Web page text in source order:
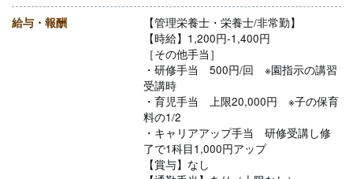
給与・報酬
【管理栄養士・栄養士/非常勤】
【時給】1,200円-1,400円
［その他手当］
・研修手当 500円/回 ※園指示の講習
受講時
・育児手当 上限20,000円 ※子の保育
料の1/2
・キャリアアップ手当 研修受講し修
了で1科目1,000円アップ
【賞与】なし